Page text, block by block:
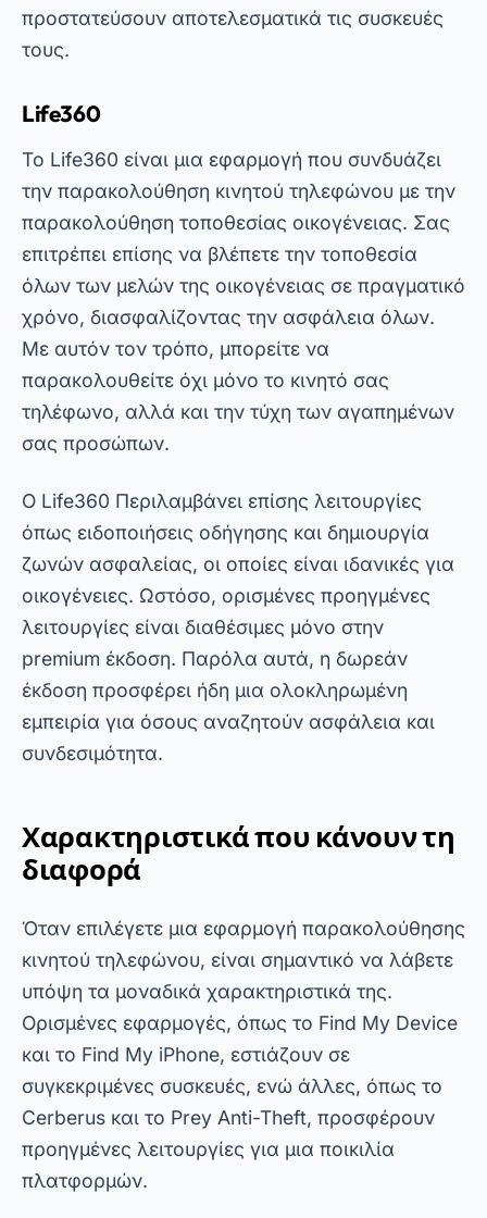
όλων των μελών της οικογένειας σε πραγματικό
χρόνο, διασφαλίζοντας την ασφάλεια όλων.
παρακολουθείτε όχι μόνο το κινητό σας
σας προσώπων.
ΟLife360Περιλαμβάνει επίσης λειτουργίες
όπως ειδοποιήσεις οδήγησης και δημιουργία
ζωνών ασφαλείας, οι οποίες είναι ιδανικές για
οικογένειες. Ωστόσο, ορισμένες προηγμένες
λειτουργίες είναι διαθέσιμες μόνο στην
premium έκδοση. Παρόλα αυτά, η δωρεάν
έκδοση προσφέρει ήδη μια ολοκληρωμένη
εμπειρία για όσους αναζητούν ασφάλεια και
Χαρακτηριστικά που κάνουν τη
διαφορά
Όταν επιλέγετε μια εφαρμογή παρακολούθησης
κινητού τηλεφώνου, είναι σημαντικό να λάβετε
υπόψη τα μοναδικά χαρακτηριστικά της.
Ορισμένες εφαρμογές, όπως το Find My Device
Cerberus και το Prey Anti-Theft, προσφέρουν
προηγμένες λειτουργίες για μια ποικιλία
Επιπλέον, πολλές από αυτές τις εφαρμογές
περιλαμβάνουν πρόσθετα οφέλη όπως
απομακρυσμένο κλείδωμα και διαγραφή
δεδομένων, διασφαλίζοντας την προστασία
των προσωπικών σας πληροφοριών. Με αυτόν
τον τρόπο, βοηθούν τους χρήστες να
αναλαμβάνουν γρήγορη και αποτελεσματική
δράση σε καταστάσεις έκτακτης ανάγκης.